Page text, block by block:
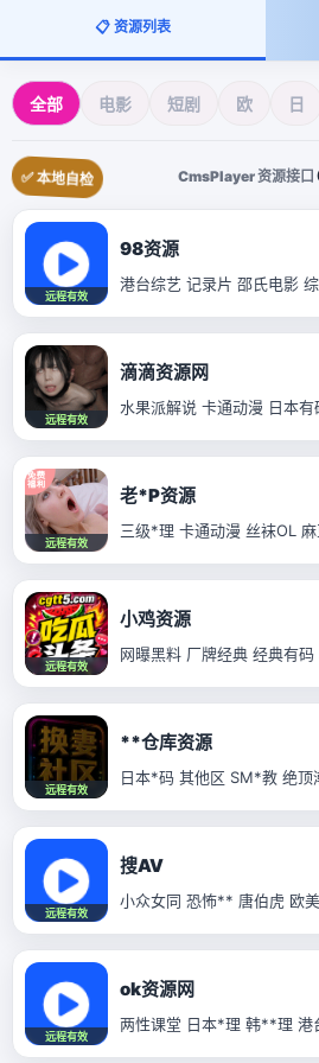
📋 资源列表
全部 电影 短剧 欧 日
✅ 本地自检 CmsPlayer 资源接口
远程有效
98资源
港台综艺 记录片 邵氏电影
远程有效
滴滴资源网
水果派解说 卡通动漫 日本
远程有效
老*P资源
三级*理 卡通动漫 丝袜OL
远程有效
小鸡资源
网曝黑料 厂牌经典 经典有
远程有效
**仓库资源
日本*码 其他区 SM*教 绝顶
远程有效
搜AV
小众女同 恐怖** 唐伯虎 欧
远程有效
ok资源网
两性课堂 日本*理 韩**理 港